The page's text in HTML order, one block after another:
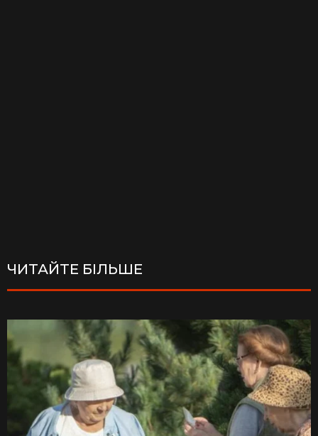
ЧИТАЙТЕ БІЛЬШЕ